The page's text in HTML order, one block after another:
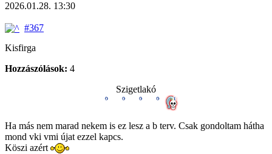
2026.01.28. 13:30
#367
Kisfirga
Hozzászólások: 4
Szigetlakó
Ha más nem marad nekem is ez lesz a b terv. Csak gondoltam hátha
mond vki vmi újat ezzel kapcs.
Köszi azért